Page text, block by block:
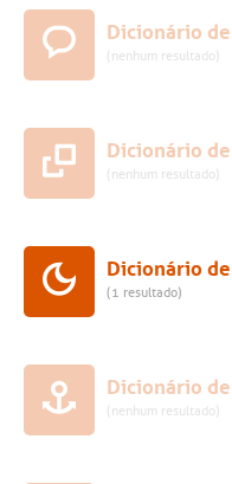
Dicionário
(nenhum resultado)
Dicionário
(nenhum resultado)
Dicionário
(1 resultado)
Dicionário
(nenhum resultado)